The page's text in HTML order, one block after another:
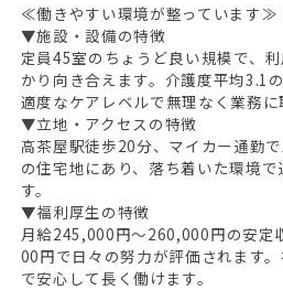
≪働きやすい環境が整っています≫
▼施設・設備の特徴
定員45室のちょうど良い規模で、
かり向き合えます。介護度平均3.1
適度なケアレベルで無理なく業務に
▼立地・アクセスの特徴
高茶屋駅徒歩20分、マイカー通勤
の住宅地にあり、落ち着いた環境
す。
▼福利厚生の特徴
月給245,000円～260,000円の安定
00円で日々の努力が評価されます
で安心して長く働けます。